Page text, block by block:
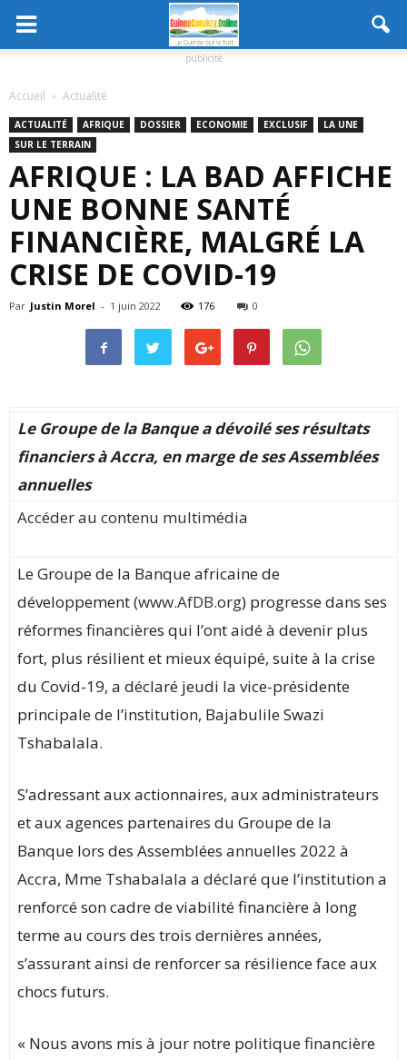
publicité
Accueil Actualité
ACTUALITÉ AFRIQUE DOSSIER ECONOMIE EXCLUSIF
LA UNE
SUR LE TERRAIN
AFRIQUE : LA BAD AFFICHE
UNE BONNE SANTÉ
FINANCIÈRE, MALGRÉ LA
CRISE DE COVID-19
Par Justin Morel - 1 juin 2022 176 0
Le Groupe de la Banque a dévoilé ses résultats
financiers à Accra, en marge de ses Assemblées
annuelles
Accéder au contenu multimédia
Le Groupe de la Banque africaine de
développement (www.AfDB.org) progresse dans ses
réformes financières qui l’ont aidé à devenir plus
fort, plus résilient et mieux équipé, suite à la crise
du Covid-19, a déclaré jeudi la vice-présidente
principale de l’institution, Bajabulile Swazi
Tshabalala.
S’adressant aux actionnaires, aux administrateurs
et aux agences partenaires du Groupe de la
Banque lors des Assemblées annuelles 2022 à
Accra, Mme Tshabalala a déclaré que l’institution a
renforcé son cadre de viabilité financière à long
terme au cours des trois dernières années,
s’assurant ainsi de renforcer sa résilience face aux
chocs futurs.
« Nous avons mis à jour notre politique financière